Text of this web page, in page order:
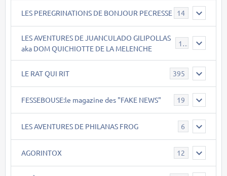
LES PEREGRINATIONS DE BONJOUR PECRESSE 14
LES AVENTURES DE JUANCULADO GILIPOLLAS
aka DOM QUICHIOTTE DE LA MELENCHE
119
LE RAT QUI RIT 395
FESSEBOUSE:le magazine des "FAKE NEWS" 19
LES AVENTURES DE PHILANAS FROG 6
AGORINTOX 12